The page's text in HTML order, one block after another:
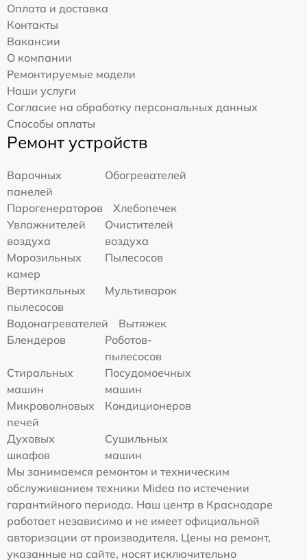
Оплата и доставка
Контакты
Вакансии
О компании
Ремонтируемые модели
Наши услуги
Согласие на обработку персональных данных
Способы оплаты
Ремонт устройств
Варочных
панелей
Обогревателей
Парогенераторов
Хлебопечек
Увлажнителей
воздуха
Очистителей
воздуха
Морозильных
камер
Пылесосов
Вертикальных
пылесосов
Мультиварок
Водонагревателей
Вытяжек
Блендеров
Роботов-
пылесосов
Стиральных
машин
Посудомоечных
машин
Микроволновых
печей
Кондиционеров
Духовых
шкафов
Сушильных
машин
Мы занимаемся ремонтом и техническим
обслуживанием техники Midea по истечении
гарантийного периода. Наш центр в Краснодаре
работает независимо и не имеет официальной
авторизации от производителя. Цены на ремонт,
указанные на сайте, носят исключительно